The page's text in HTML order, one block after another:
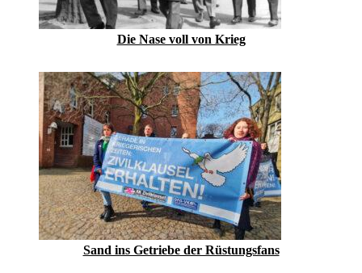
Die Nase voll von Krieg
Sand ins Getriebe der Rüstungsfans